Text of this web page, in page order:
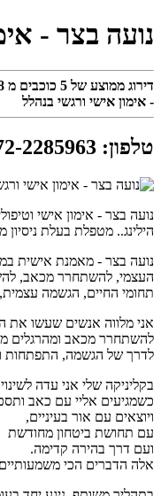
נועה בצר -
דירוג ממוצע של 5 כוכבים מ
- אימון אישי ורגשי בנהלל
טלפון:
2285963
הילינג.. מטפלת בעלת ניסיון מעל ל- 15 שנים,
נועה בצר - מאמנת אישית
העצמי, להשתחרר מכאב,
תחומי החיים, הגשמה
אני מלווה אנשים שעשו את
להשתחרר מכאב ומהרגלים
לדרך של הגשמה, התפתחות
בקליניקה שלי אני עדה
כשמגיעים אליי עם כאב
ויוצאים עם אור בעיניים,
עם תחושת ביטחון מחודשת
ועם דרך בהירה קדימה.
אלה הדברים הכי